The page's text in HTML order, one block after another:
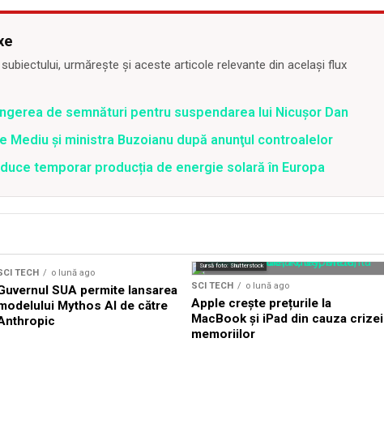
urmărește și aceste articole relevante din același flux
de semnături pentru suspendarea lui Nicușor Dan
Mediu şi ministra Buzoianu după anunţul controalelor
temporar producția de energie solară în Europa
TECH o lună ago
SUA permite lansarea
Mythos AI de către
Sursă foto: Shutterstock
SCI TECH o lună ago
Apple crește prețurile la
MacBook și iPad din cauza crizei
memoriilor